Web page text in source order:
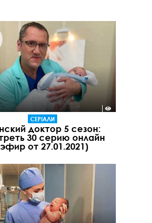
СЕРІАЛИ
доктор 5 сезон:
30 серию онлайн
от 27.01.2021)